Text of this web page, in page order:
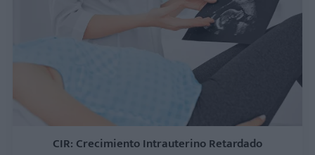
CIR: Crecimiento Intrauterino Retardado